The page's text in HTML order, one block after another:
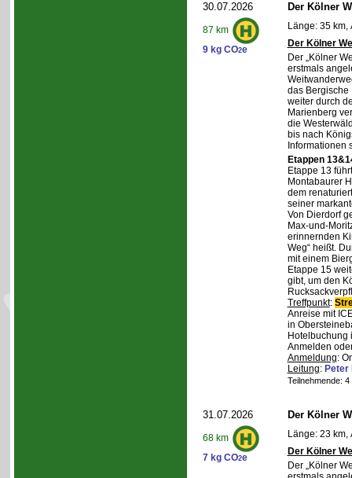
30.07.2026
87 km
9 kg CO2e
Der Kölner
Länge: 35 km,
Der Kölner
Der „Kölner
erstmals
das Bergische
weiter durch
Marienberg
die
bis nach
Informationen
Etappen
Etappe 13
Montabaurer
dem
seiner
Von Dierdorf
Max-und-
erinnernden
Weg“ heißt.
mit einem
Etappe 15
gibt, um den
Treffpunkt:
Anreise mit
in
Hotelbuchung
Anmelden
Anmeldung:
Leitung: Peter
Teilnehmende:
31.07.2026
68 km
7 kg CO2e
Der Kölner
Länge: 23 km,
Der Kölner
Der „Kölner